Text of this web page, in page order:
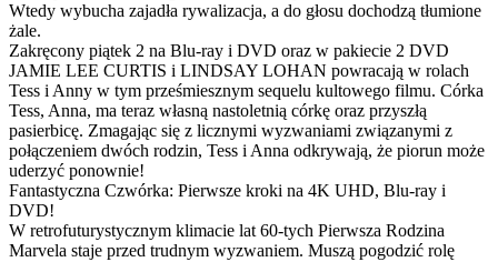
Wtedy wybucha zajadła rywalizacja, a do głosu dochodzą tłumione
żale.
Zakręcony piątek 2 na Blu-ray i DVD oraz w pakiecie 2 DVD
JAMIE LEE CURTIS i LINDSAY LOHAN powracają w rolach
Tess i Anny w tym prześmiesznym sequelu kultowego filmu. Córka
Tess, Anna, ma teraz własną nastoletnią córkę oraz przyszłą
pasierbicę. Zmagając się z licznymi wyzwaniami związanymi z
połączeniem dwóch rodzin, Tess i Anna odkrywają, że piorun może
uderzyć ponownie!
Fantastyczna Czwórka: Pierwsze kroki na 4K UHD, Blu-ray i
DVD!
W retrofuturystycznym klimacie lat 60-tych Pierwsza Rodzina
Marvela staje przed trudnym wyzwaniem. Muszą pogodzić rolę